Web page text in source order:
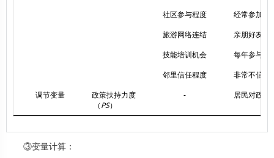
社区参与程度 经常参加社
旅游网络连结 亲朋好友从
技能培训机会 每年参与技
邻里信任程度 非常不信任
调节变量
政策扶持力度
（PS）
- 居民对政策
③变量计算：